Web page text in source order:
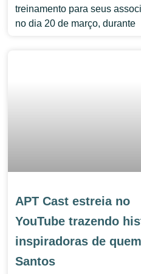
treinamento para seus
no dia 20 de março, durante
APT Cast estreia no
YouTube trazendo
inspiradoras de
Santos